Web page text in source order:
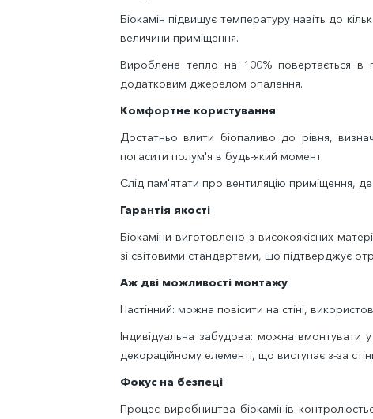
Біокамін підвищує температуру навіть до
величини приміщення.
Вироблене тепло на 100% повертається в
додатковим джерелом опалення.
Комфортне користування
Достатньо влити біопаливо до рівня,
погасити полум'я в будь-який момент.
Слід пам'ятати про вентиляцію приміщення, де
Гарантія якості
Біокаміни виготовлено з високоякісних
зі світовими стандартами, що підтверджує
Аж дві можливості монтажу
Настінний: можна повісити на стіні,
Індивідуальна забудова: можна вмонтувати
декораційному елементі, що виступає з-за
Фокус на безпеці
Процес виробництва біокамінів